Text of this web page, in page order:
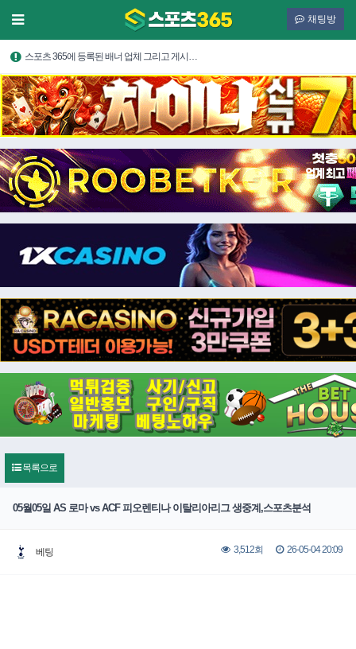
채팅방
스포츠 365에 등록된 배너 업체 그리고 게시…
목록으로
05월05일 AS 로마 vs ACF 피오렌티나 이탈리아리그 생중계,스포츠분석
베팅 3,512회 26-05-04 20:09